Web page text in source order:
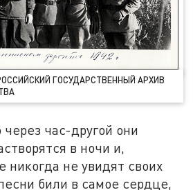
ГОСУДАРСТВЕННЫЙ АРХИВ
час-другой они
в ночи и,
никогда не увидят своих
били в самое сердце,